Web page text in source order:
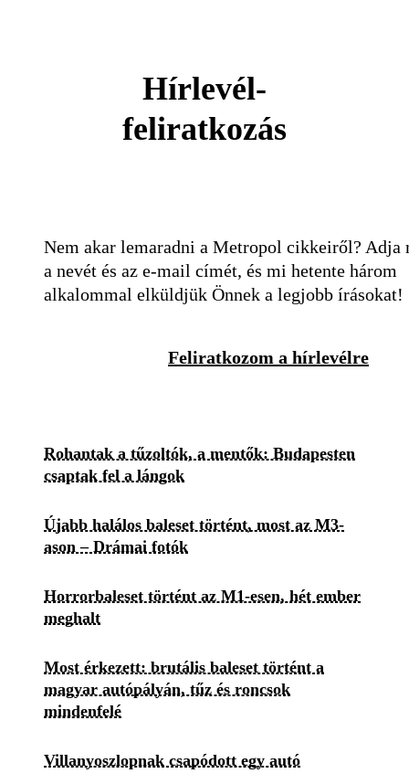
Hírlevél-
feliratkozás
Nem akar lemaradni a Metropol cikkeiről? Adja
a nevét és az e-mail címét, és mi hetente három
alkalommal elküldjük Önnek a legjobb írásokat!
Feliratkozom a hírlevélre
Rohantak a tűzoltók, a mentők: Budapesten
csaptak fel a lángok
Újabb halálos baleset történt, most az M3-
ason – Drámai fotók
Horrorbaleset történt az M1-esen, hét ember
meghalt
Most érkezett: brutális baleset történt a
magyar autópályán, tűz és roncsok
mindenfelé
Villanyoszlopnak csapódott egy autó